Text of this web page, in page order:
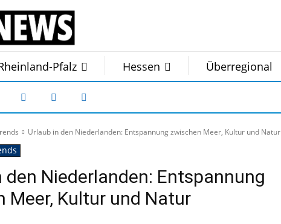
Pfalz Hessen Überregional
Urlaub in den Niederlanden: Entspannung zwischen Meer, Kultur und Natur
den Niederlanden: Entspannung
Meer, Kultur und Natur